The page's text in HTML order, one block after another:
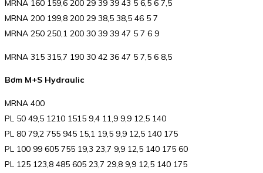
MRNA 160 159,6 200 29 39 39 43 5 6,5 6 7,5
MRNA 200 199,8 200 29 38,5 38,5 46 5 7
MRNA 250 250,1 200 30 39 39 47 5 7 6 9
MRNA 315 315,7 190 30 42 36 47 5 7,5 6 8,5
Bơm M+S Hydraulic
MRNA 400
PL 50 49,5 1210 1515 9,4 11,9 9,9 12,5 140
PL 80 79,2 755 945 15,1 19,5 9,9 12,5 140 175
PL 100 99 605 755 19,3 23,7 9,9 12,5 140 175 60
PL 125 123,8 485 605 23,7 29,8 9,9 12,5 140 175